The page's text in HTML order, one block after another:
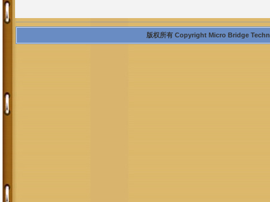
版权所有 Copyright Micro Bridge